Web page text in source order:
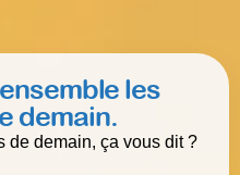
les
demain.
de demain, ça vous dit ?